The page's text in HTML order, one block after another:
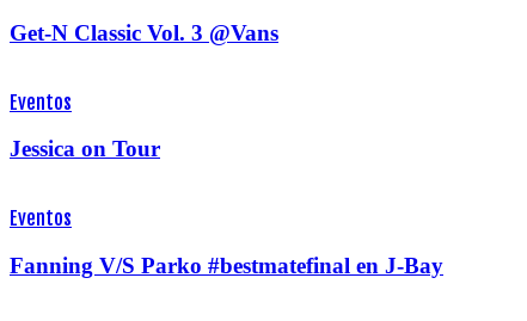
Get-N Classic Vol. 3 @Vans
Eventos
Jessica on Tour
Eventos
Fanning V/S Parko #bestmatefinal en J-Bay